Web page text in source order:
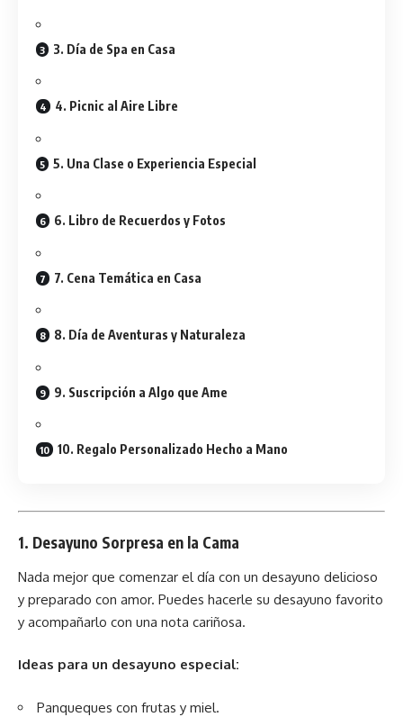
3. Día de Spa en Casa
4. Picnic al Aire Libre
5. Una Clase o Experiencia Especial
6. Libro de Recuerdos y Fotos
7. Cena Temática en Casa
8. Día de Aventuras y Naturaleza
9. Suscripción a Algo que Ame
10. Regalo Personalizado Hecho a Mano
1. Desayuno Sorpresa en la Cama
Nada mejor que comenzar el día con un desayuno delicioso
y preparado con amor. Puedes hacerle su desayuno favorito
y acompañarlo con una nota cariñosa.
Ideas para un desayuno especial:
Panqueques con frutas y miel.